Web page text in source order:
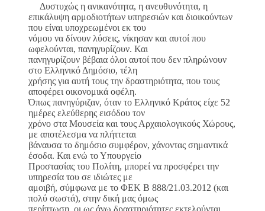
Δυστυχώς η ανικανότητα, η ανευθυνότητα, η
επικάλυψη αρμοδιοτήτων υπηρεσιών και διοικούντων
που είναι υποχρεωμένοι εκ του
νόμου να δίνουν λύσεις, νίκησαν και αυτοί που
ωφελούνται, πανηγυρίζουν. Και
πανηγυρίζουν βέβαια όλοι αυτοί που δεν πληρώνουν
στο Ελληνικό Δημόσιο, τέλη
χρήσης για αυτή τους την δραστηριότητα, που τους
αποφέρει οικονομικά οφέλη.
Όπως πανηγύριζαν, όταν το Ελληνικό Κράτος είχε 52
ημέρες ελεύθερης εισόδου τον
χρόνο στα Μουσεία και τους Αρχαιολογικούς Χώρους,
με αποτέλεσμα να πλήττεται
βάναυσα το δημόσιο συμφέρον, χάνοντας σημαντικά
έσοδα. Και ενώ το Υπουργείο
Προστασίας του Πολίτη, μπορεί να προσφέρει την
υπηρεσία του σε ιδιώτες με
αμοιβή, σύμφωνα με το ΦΕΚ Β 888/21.03.2012 (και
πολύ σωστά), στην δική μας όμως
περίπτωση, οι ως άνω δραστηριότητες εκτελούνται